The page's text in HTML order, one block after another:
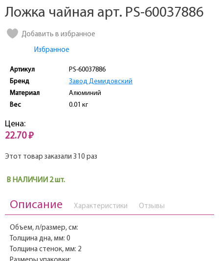
Ложка чайная арт. PS-60037886
Добавить в избранное
Избранное
Артикул
PS-60037886
Бренд
Завод Демидовский
Материал
Алюминий
Вес
0.01 кг
Цена:
22.70 ₽
Этот товар заказали 310 раз
В НАЛИЧИИ 2 шт.
Описание Характеристики Отзывы
Объем, л/размер, см:
Толщина дна, мм: 0
Толщина стенок, мм: 2